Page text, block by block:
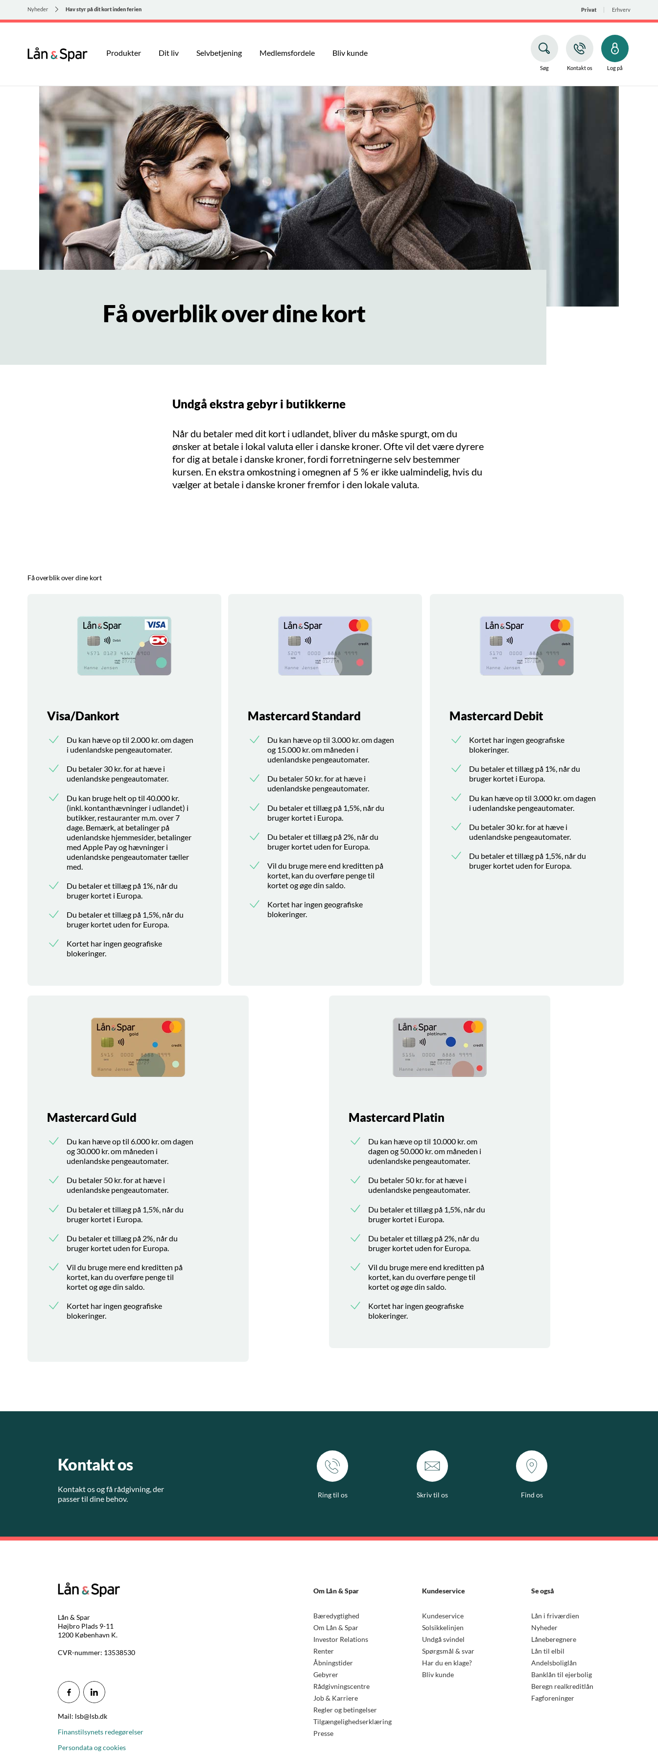
Nyheder Hav styr på dit kort inden ferien Privat Erhverv
Produkter Dit liv Selvbetjening Medlemsfordele Bliv kunde
Søg Kontakt os Log på
Få overblik over dine kort
Undgå ekstra gebyr i butikkerne
Når du betaler med dit kort i udlandet, bliver du måske spurgt, om du
ønsker at betale i lokal valuta eller i danske kroner. Ofte vil det være dyrere
for dig at betale i danske kroner, fordi forretningerne selv bestemmer
kursen. En ekstra omkostning i omegnen af 5 % er ikke ualmindelig, hvis du
vælger at betale i danske kroner fremfor i den lokale valuta.
Få overblik over dine kort
Visa/Dankort
Du kan hæve op til 2.000 kr. om dagen
i udenlandske pengeautomater.
Du betaler 30 kr. for at hæve i
udenlandske pengeautomater.
Du kan bruge helt op til 40.000 kr.
(inkl. kontanthævninger i udlandet) i
butikker, restauranter m.m. over 7
dage. Bemærk, at betalinger på
udenlandske hjemmesider, betalinger
med Apple Pay og hævninger i
udenlandske pengeautomater tæller
med.
Du betaler et tillæg på 1%, når du
bruger kortet i Europa.
Du betaler et tillæg på 1,5%, når du
bruger kortet uden for Europa.
Kortet har ingen geografiske
blokeringer.
Mastercard Standard
Du kan hæve op til 3.000 kr. om dagen
og 15.000 kr. om måneden i
udenlandske pengeautomater.
Du betaler 50 kr. for at hæve i
udenlandske pengeautomater.
Du betaler et tillæg på 1,5%, når du
bruger kortet i Europa.
Du betaler et tillæg på 2%, når du
bruger kortet uden for Europa.
Vil du bruge mere end kreditten på
kortet, kan du overføre penge til
kortet og øge din saldo.
Kortet har ingen geografiske
blokeringer.
Mastercard Debit
Kortet har ingen geografiske
blokeringer.
Du betaler et tillæg på 1%, når du
bruger kortet i Europa.
Du kan hæve op til 3.000 kr. om dagen
i udenlandske pengeautomater.
Du betaler 30 kr. for at hæve i
udenlandske pengeautomater.
Du betaler et tillæg på 1,5%, når du
bruger kortet uden for Europa.
Mastercard Guld
Du kan hæve op til 6.000 kr. om dagen
og 30.000 kr. om måneden i
udenlandske pengeautomater.
Du betaler 50 kr. for at hæve i
udenlandske pengeautomater.
Du betaler et tillæg på 1,5%, når du
bruger kortet i Europa.
Du betaler et tillæg på 2%, når du
bruger kortet uden for Europa.
Vil du bruge mere end kreditten på
kortet, kan du overføre penge til
kortet og øge din saldo.
Kortet har ingen geografiske
blokeringer.
Mastercard Platin
Du kan hæve op til 10.000 kr. om
dagen og 50.000 kr. om måneden i
udenlandske pengeautomater.
Du betaler 50 kr. for at hæve i
udenlandske pengeautomater.
Du betaler et tillæg på 1,5%, når du
bruger kortet i Europa.
Du betaler et tillæg på 2%, når du
bruger kortet uden for Europa.
Vil du bruge mere end kreditten på
kortet, kan du overføre penge til
kortet og øge din saldo.
Kortet har ingen geografiske
blokeringer.
Kontakt os
Kontakt os og få rådgivning, der
passer til dine behov.
Ring til os Skriv til os Find os
Om Lån & Spar
Bæredygtighed
Om Lån & Spar
Investor Relations
Renter
Åbningstider
Gebyrer
Rådgivningscentre
Job & Karriere
Regler og betingelser
Tilgængelighedserklæring
Presse
Kundeservice
Kundeservice
Solsikkelinjen
Undgå svindel
Spørgsmål & svar
Har du en klage?
Bliv kunde
Se også
Lån i friværdien
Nyheder
Låneberegnere
Lån til elbil
Andelsboliglån
Banklån til ejerbolig
Beregn realkreditlån
Fagforeninger
Lån & Spar
Højbro Plads 9-11
1200 København K.
CVR-nummer: 13538530
Mail: lsb@lsb.dk
Finanstilsynets redegørelser
Persondata og cookies